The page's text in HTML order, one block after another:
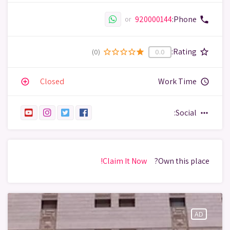
phone
Phone:
920000144
or
star_border
Rating:
0.0
star
star_border
star_border
star_border
star_border
(0)
query_builder
Work Time
Closed
add_circle_outline
more_horiz
Social:
Own this place?
Claim It Now!
AD